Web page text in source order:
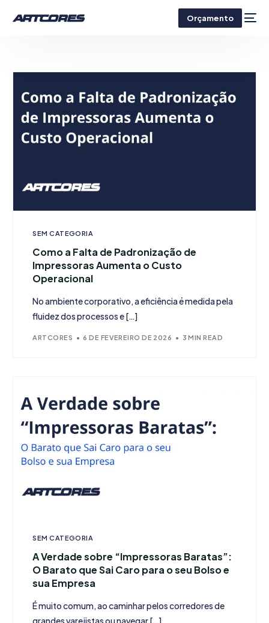
Orçamento
SEM CATEGORIA
Como a Falta de Padronização de
Impressoras Aumenta o Custo
Operacional
No ambiente corporativo, a eficiência é medida pela
fluidez dos processos e […]
ARTCORES 6 DE FEVEREIRO DE 2026 3 MIN READ
SEM CATEGORIA
A Verdade sobre “Impressoras Baratas”:
O Barato que Sai Caro para o seu Bolso e
sua Empresa
É muito comum, ao caminhar pelos corredores de
grandes varejistas ou navegar […]